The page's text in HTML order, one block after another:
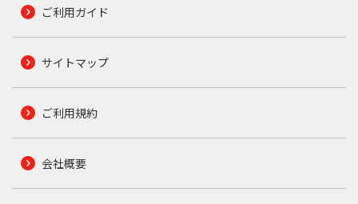
ご利用ガイド
サイトマップ
ご利用規約
会社概要